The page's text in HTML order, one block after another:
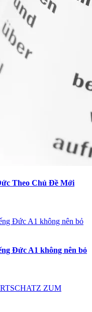
Theo Chủ Đề Mới
Đức A1 không nên bỏ